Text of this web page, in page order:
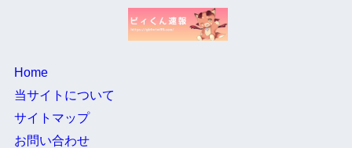
Home
当サイトについて
サイトマップ
お問い合わせ